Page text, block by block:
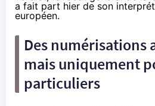
a fait part hier de son
européen.
Des numérisations
mais uniquement
particuliers